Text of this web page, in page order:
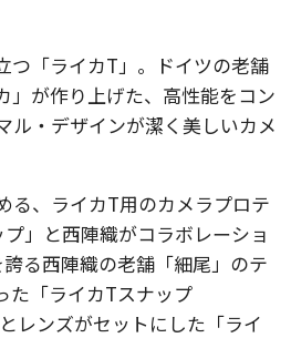
つ「ライカT」。ドイツの老舗
」が作り上げた、高性能をコン
ル・デザインが潔く美しいカメ
る、ライカT用のカメラプロテ
」と西陣織がコラボレーショ
る西陣織の老舗「細尾」のテ
た「ライカTスナップ
レンズがセットにした「ライ